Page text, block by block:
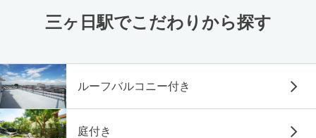
三ヶ日駅でこだわりから探す
ルーフバルコニー付き
庭付き